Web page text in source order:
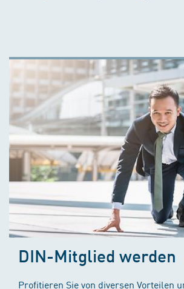
DIN-Mitglied werden
Profitieren Sie von diversen Vorteilen